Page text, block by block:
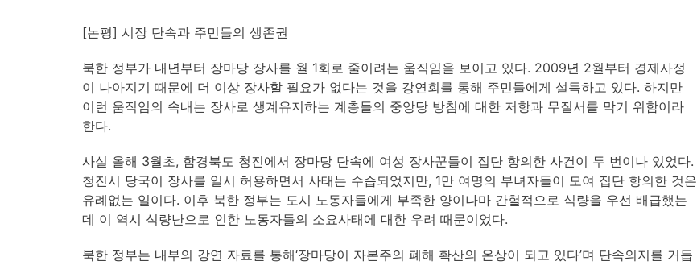
[논평] 시장 단속과 주민들의 생존권
북한 정부가 내년부터 장마당 장사를 월 1회로 줄이려는 움직임을 보이고 있다. 2009년 2월부터 경제사정
이 나아지기 때문에 더 이상 장사할 필요가 없다는 것을 강연회를 통해 주민들에게 설득하고 있다. 하지만
이런 움직임의 속내는 장사로 생계유지하는 계층들의 중앙당 방침에 대한 저항과 무질서를 막기 위함이라
한다.
사실 올해 3월초, 함경북도 청진에서 장마당 단속에 여성 장사꾼들이 집단 항의한 사건이 두 번이나 있었다.
청진시 당국이 장사를 일시 허용하면서 사태는 수습되었지만, 1만 여명의 부녀자들이 모여 집단 항의한 것은
유례없는 일이다. 이후 북한 정부는 도시 노동자들에게 부족한 양이나마 간헐적으로 식량을 우선 배급했는
데 이 역시 식량난으로 인한 노동자들의 소요사태에 대한 우려 때문이었다.
북한 정부는 내부의 강연 자료를 통해‘장마당이 자본주의 폐해 확산의 온상이 되고 있다’며 단속의지를 거듭